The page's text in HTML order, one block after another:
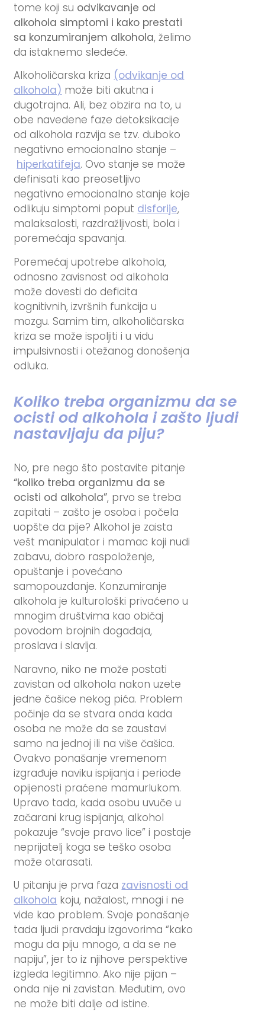
tome koji su odvikavanje od
alkohola simptomi i kako prestati
sa konzumiranjem alkohola, želimo
da istaknemo sledeće.
Alkoholičarska kriza (odvikanje od
alkohola) može biti akutna i
dugotrajna. Ali, bez obzira na to, u
obe navedene faze detoksikacije
od alkohola razvija se tzv. duboko
negativno emocionalno stanje –
hiperkatifeja. Ovo stanje se može
definisati kao preosetljivo
negativno emocionalno stanje koje
odlikuju simptomi poput disforije,
malaksalosti, razdražljivosti, bola i
poremećaja spavanja.
Poremećaj upotrebe alkohola,
odnosno zavisnost od alkohola
može dovesti do deficita
kognitivnih, izvršnih funkcija u
mozgu. Samim tim, alkoholičarska
kriza se može ispoljiti i u vidu
impulsivnosti i otežanog donošenja
odluka.
Koliko treba organizmu da se
ocisti od alkohola i zašto ljudi
nastavljaju da piju?
No, pre nego što postavite pitanje
“koliko treba organizmu da se
ocisti od alkohola”, prvo se treba
zapitati – zašto je osoba i počela
uopšte da pije? Alkohol je zaista
vešt manipulator i mamac koji nudi
zabavu, dobro raspoloženje,
opuštanje i povećano
samopouzdanje. Konzumiranje
alkohola je kulturološki privaćeno u
mnogim društvima kao običaj
povodom brojnih događaja,
proslava i slavlja.
Naravno, niko ne može postati
zavistan od alkohola nakon uzete
jedne čašice nekog pića. Problem
počinje da se stvara onda kada
osoba ne može da se zaustavi
samo na jednoj ili na više čašica.
Ovakvo ponašanje vremenom
izgrađuje naviku ispijanja i periode
opijenosti praćene mamurlukom.
Upravo tada, kada osobu uvuče u
začarani krug ispijanja, alkohol
pokazuje “svoje pravo lice” i postaje
neprijatelj koga se teško osoba
može otarasati.
U pitanju je prva faza zavisnosti od
alkohola koju, nažalost, mnogi i ne
vide kao problem. Svoje ponašanje
tada ljudi pravdaju izgovorima “kako
mogu da piju mnogo, a da se ne
napiju”, jer to iz njihove perspektive
izgleda legitimno. Ako nije pijan –
onda nije ni zavistan. Međutim, ovo
ne može biti dalje od istine.